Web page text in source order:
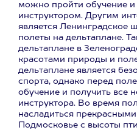
можно пройти обучение и
инструктором. Другим
является Ленинградское
полеты на дельтаплане.
дельтаплане в
красотами природы и
дельтаплане является
спорта, однако перед
обучение и получить все
инструктора. Во время
насладиться
Подмосковье с высоты